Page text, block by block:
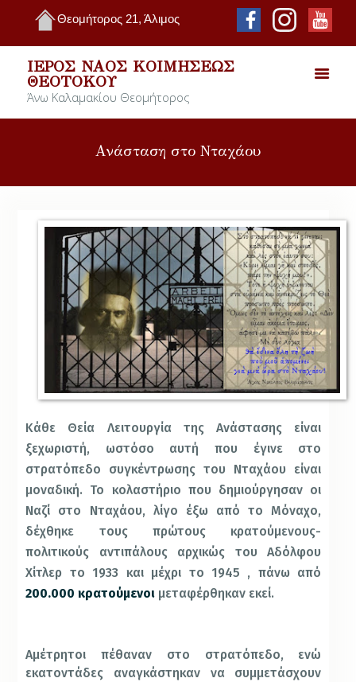
Θεομήτορος 21, Άλιμος
ΙΕΡΌΣ ΝΑΌΣ ΚΟΙΜΉΣΕΩΣ
ΘΕΟΤΌΚΟΥ
Άνω Καλαμακίου Θεομήτορος
Ανάσταση στο Νταχάου
Κάθε Θεία Λειτουργία της Ανάστασης είναι
ξεχωριστή, ωστόσο αυτή που έγινε στο
στρατόπεδο συγκέντρωσης του Νταχάου είναι
μοναδική. Το κολαστήριο που δημιούργησαν οι
Ναζί στο Νταχάου, λίγο έξω από το Μόναχο,
δέχθηκε τους πρώτους κρατούμενους-
πολιτικούς αντιπάλους αρχικώς του Αδόλφου
Χίτλερ το 1933 και μέχρι το 1945 , πάνω από
200.000 κρατούμενοι μεταφέρθηκαν εκεί.
Αμέτρητοι πέθαναν στο στρατόπεδο, ενώ
εκατοντάδες αναγκάστηκαν να συμμετάσχουν